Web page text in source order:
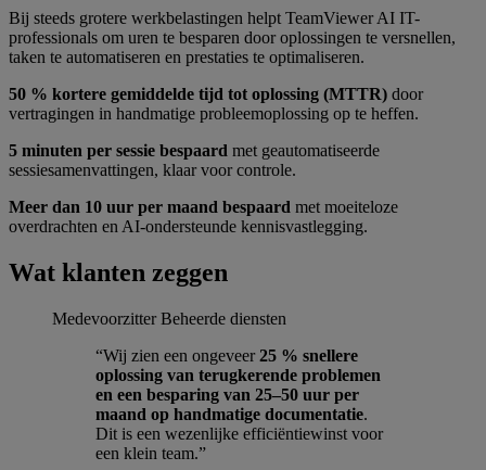
Bij steeds grotere werkbelastingen helpt TeamViewer AI IT-
professionals om uren te besparen door oplossingen te versnellen,
taken te automatiseren en prestaties te optimaliseren.
50 % kortere gemiddelde tijd tot oplossing (MTTR) door
vertragingen in handmatige probleemoplossing op te heffen.
5 minuten per sessie bespaard met geautomatiseerde
sessiesamenvattingen, klaar voor controle.
Meer dan 10 uur per maand bespaard met moeiteloze
overdrachten en AI-ondersteunde kennisvastlegging.
Wat klanten zeggen
Medevoorzitter Beheerde diensten
“Wij zien een ongeveer25 % snellere
oplossing van terugkerende problemen
en een besparing van 25–50 uur per
maand op handmatige documentatie.
Dit is een wezenlijke efficiëntiewinst voor
een klein team.”